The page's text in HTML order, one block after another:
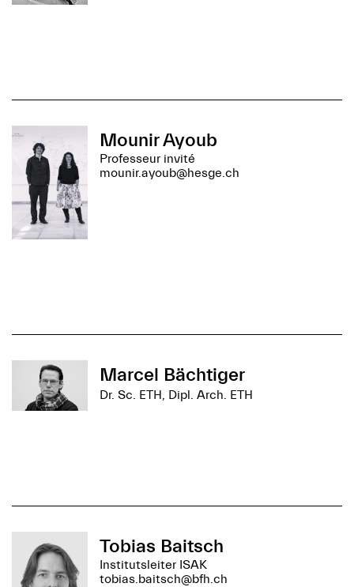
Mounir Ayoub
Professeur invité
mounir.ayoub@hesge.ch
Marcel Bächtiger
Dr. Sc. ETH, Dipl. Arch. ETH
Tobias Baitsch
Institutsleiter ISAK
tobias.baitsch@bfh.ch